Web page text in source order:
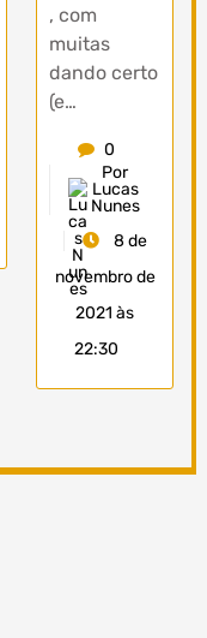
, com
muitas
dando certo
(e…
0
Por
Lucas
Nunes
8 de
novembro de
2021 às
22:30